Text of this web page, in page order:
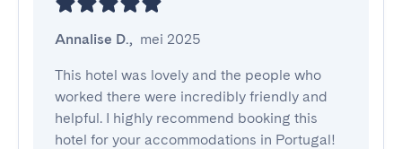
Annalise D., mei 2025
This hotel was lovely and the people who
worked there were incredibly friendly and
helpful. I highly recommend booking this
hotel for your accommodations in Portugal!